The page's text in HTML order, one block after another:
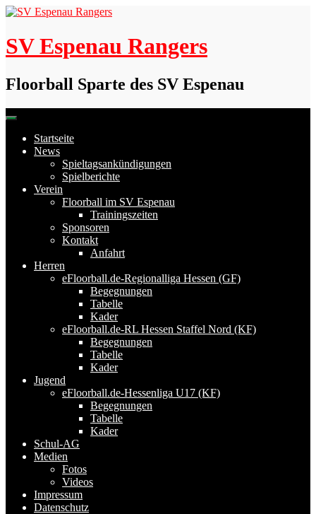
Skip
content
SV Espenau Rangers
Floorball Sparte des SV Espenau
Startseite
News
Spieltagsankündigungen
Spielberichte
Verein
Floorball im SV Espenau
Trainingszeiten
Sponsoren
Kontakt
Anfahrt
Herren
eFloorball.de-Regionalliga Hessen (GF)
Begegnungen
Tabelle
Kader
eFloorball.de-RL Hessen Staffel Nord (KF)
Begegnungen
Tabelle
Kader
Jugend
eFloorball.de-Hessenliga U17 (KF)
Begegnungen
Tabelle
Kader
Schul-AG
Medien
Fotos
Videos
Impressum
Datenschutz